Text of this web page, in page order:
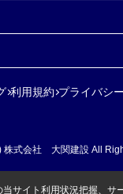
利用規約 プライバシ
株式会社 大関建設 All
サイト利用状況把握、サ